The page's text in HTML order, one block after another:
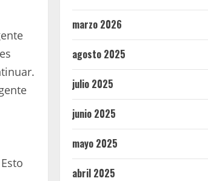
marzo 2026
agosto 2025
julio 2025
junio 2025
mayo 2025
abril 2025